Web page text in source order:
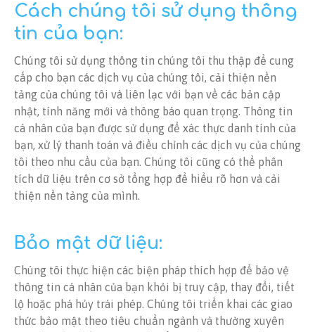
Cách chúng tôi sử dụng thông
tin của bạn:
Chúng tôi sử dụng thông tin chúng tôi thu thập để cung
cấp cho bạn các dịch vụ của chúng tôi, cải thiện nền
tảng của chúng tôi và liên lạc với bạn về các bản cập
nhật, tính năng mới và thông báo quan trọng. Thông tin
cá nhân của bạn được sử dụng để xác thực danh tính của
bạn, xử lý thanh toán và điều chỉnh các dịch vụ của chúng
tôi theo nhu cầu của bạn. Chúng tôi cũng có thể phân
tích dữ liệu trên cơ sở tổng hợp để hiểu rõ hơn và cải
thiện nền tảng của mình.
Bảo mật dữ liệu:
Chúng tôi thực hiện các biện pháp thích hợp để bảo vệ
thông tin cá nhân của bạn khỏi bị truy cập, thay đổi, tiết
lộ hoặc phá hủy trái phép. Chúng tôi triển khai các giao
thức bảo mật theo tiêu chuẩn ngành và thường xuyên